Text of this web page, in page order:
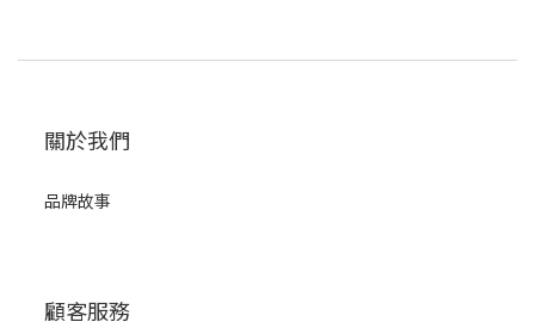
關於我們
品牌故事
顧客服務